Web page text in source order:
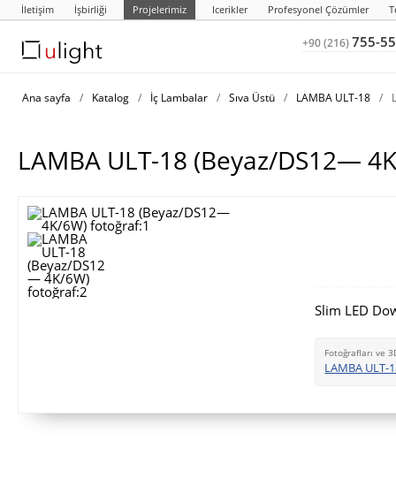
İletişim İşbirliği Projelerimiz Icerikler Profesyonel Çözümler
+90 (216)755-
Ana sayfa / Katalog / İç Lambalar / Sıva Üstü / LAMBA ULT-18 /
LAMBA ULT-18 (Beyaz/DS12—
Slim LED
Fotoğrafları ve
LAMBA ULT-